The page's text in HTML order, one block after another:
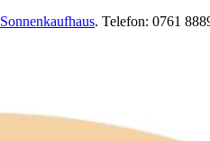
Sonnenkaufhaus. Telefon: 0761